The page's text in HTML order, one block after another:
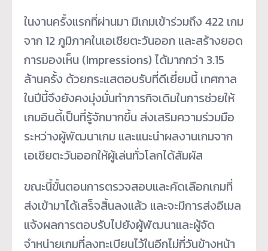
ในงานครั้งแรกที่ผ่านมา มีเกมเข้าร่วมถึง 422 เกม
จาก 12 ภูมิภาคในเอเชียตะวันออก และสร้างยอด
การมองเห็น (Impressions) ได้มากกว่า 3.15
ล้านครั้ง ด้วยกระแสตอบรับที่ดีเยี่ยมนี้ เทศกาล
ในปีนี้จึงยังคงมุ่งมั่นทำภารกิจเดิมในการช่วยให้
เกมอินดี้เป็นที่รู้จักมากขึ้น ส่งเสริมความร่วมมือ
ระหว่างผู้พัฒนาเกม และแนะนำผลงานเกมจาก
เอเชียตะวันออกให้ผู้เล่นทั่วโลกได้สัมผัส
ขณะนี้ขั้นตอนการตรวจสอบและคัดเลือกเกมที่
ส่งเข้ามาได้เสร็จสิ้นลงแล้ว และจะมีการส่งอีเมล
แจ้งผลการตอบรับไปยังผู้พัฒนาและผู้จัด
จำหน่ายเกมที่ลงทะเบียนไว้ในอีกไม่กี่วันข้างหน้า